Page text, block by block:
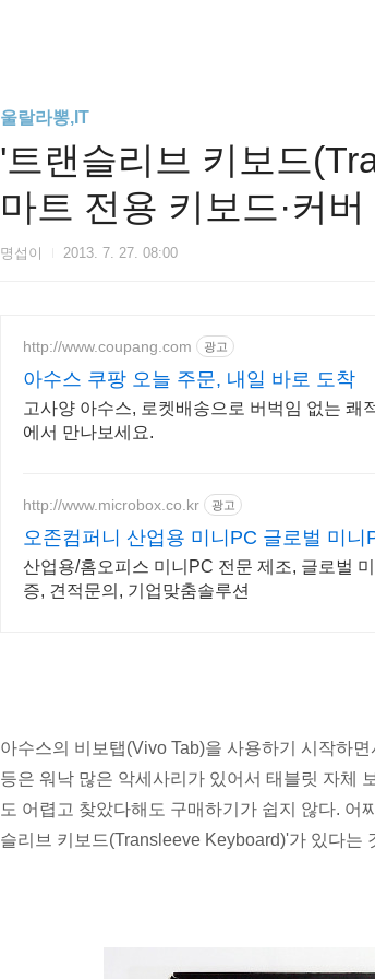
울랄라뽕,IT
'트랜슬리브 키보드
마트 전용 키보드·커버
명섭이 2013. 7. 27. 08:00
http://www.coupang.com 광고
아수스 쿠팡 오늘 주문, 내일 바로 도착
고사양 아수스, 로켓배송으로 버벅임 없는 쾌
에서 만나보세요.
http://www.microbox.co.kr 광고
오존컴퍼니 산업용 미니PC 글로벌 미니
산업용/홈오피스 미니PC 전문 제조, 글로벌
증, 견적문의, 기업맞춤솔루션
아수스의 비보탭(Vivo Tab)을 사용하기 시작하
등은 워낙 많은 악세사리가 있어서 태블릿 자체
도 어렵고 찾았다해도 구매하기가 쉽지 않다. 어
슬리브 키보드(Transleeve Keyboard)'가 있다는